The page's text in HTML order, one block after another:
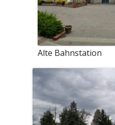
Alte Bahnstation